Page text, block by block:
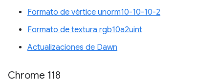
Formato de vértice unorm10-10-10-2
Formato de textura rgb10a2uint
Actualizaciones de Dawn
Chrome 118